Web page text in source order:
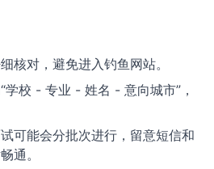
核对，避免进入钓鱼网站。
学校 - 专业 - 姓名 - 意向城市”，
可能会分批次进行，留意短信和
通。